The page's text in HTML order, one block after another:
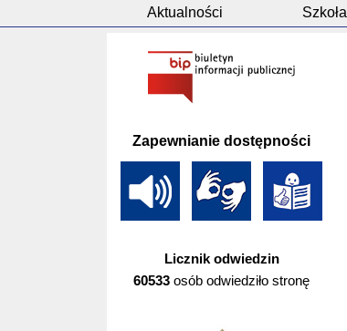
Aktualności Szkoła
Zapewnianie dostępności
Licznik odwiedzin
60533 osób odwiedziło stronę